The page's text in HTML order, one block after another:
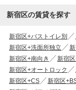
新宿区の賃貸を探す
新宿区+バストイレ別
新宿区+洗面所独立
新宿区+南向き
新宿
新宿区+オートロック
新宿区+CS
新宿区